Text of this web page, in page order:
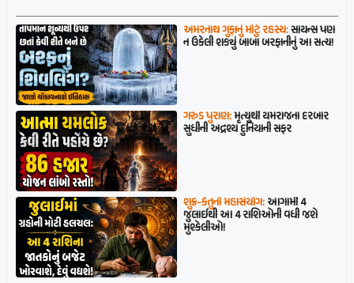
અમરનાથ ગુફાનું મોટું રહસ્ય:સાયન્સ પણ
ન ઉકેલી શક્યું બાબા બરફાનીનું આ સત્ય!
ગરુડ પુરાણ:મૃત્યુથી યમરાજના દરબાર
સુધીની અદ્રશ્ય દુનિયાની સફર
શુક્ર-કેતુનો મહાસંયોગ:આગામી 4
જુલાઈથી આ 4 રાશિઓની વધી જશે
મુશ્કેલીઓ!